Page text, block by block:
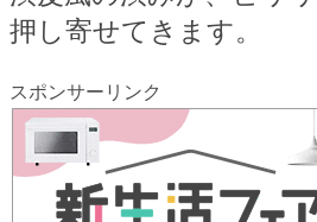
押し寄せてきます。
スポンサーリンク